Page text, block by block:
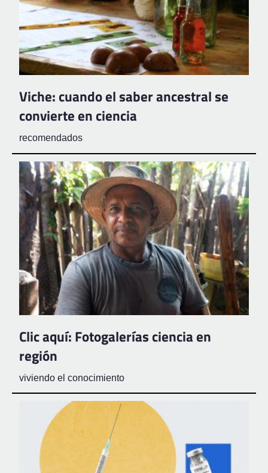
Viche: cuando el saber ancestral se
convierte en ciencia
recomendados
Clic aquí: Fotogalerías ciencia en
región
viviendo el conocimiento